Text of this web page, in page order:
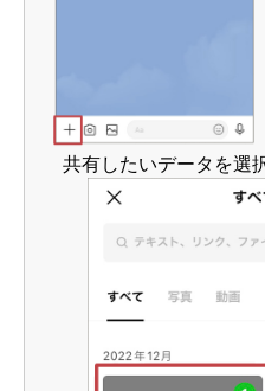
共有したいデータを選